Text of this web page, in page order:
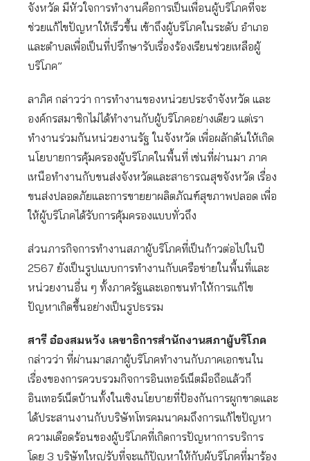
จังหวัด มีหัวใจการทำงานคือการเป็นเพื่อนผู้บริโภคที่จะ
ช่วยแก้ไขปัญหาให้เร็วขึ้น เข้าถึงผู้บริโภคในระดับ อำเภอ
และตำบลเพื่อเป็นที่ปรึกษารับเรื่องร้องเรียนช่วยเหลือผู้
บริโภค”
ลาภิศ กล่าวว่า การทำงานของหน่วยประจำจังหวัด และ
องค์กรสมาชิกไม่ได้ทำงานกับผู้บริโภคอย่างเดียว แต่เรา
ทำงานร่วมกันหน่วยงานรัฐ ในจังหวัด เพื่อผลักดันให้เกิด
นโยบายการคุ้มครองผู้บริโภคในพื้นที่ เช่นที่ผ่านมา ภาค
เหนือทำงานกับขนส่งจังหวัดและสาธารณสุขจังหวัด เรื่อง
ขนส่งปลอดภัยและการขายยาผลิตภัณฑ์สุขภาพปลอด เพื่อ
ให้ผู้บริโภคได้รับการคุ้มครองแบบทั่วถึง
ส่วนภารกิจการทำงานสภาผู้บริโภคที่เป็นก้าวต่อไปในปี
2567 ยังเป็นรูปแบบการทำงานกับเครือข่ายในพื้นที่และ
หน่วยงานอื่น ๆ ทั้งภาครัฐและเอกชนทำให้การแก้ไข
ปัญหาเกิดขึ้นอย่างเป็นรูปธรรม
สารี อ๋องสมหวัง เลขาธิการสำนักงานสภาผู้บริโภค
กล่าวว่า ที่ผ่านมาสภาผู้บริโภคทำงานกับภาคเอกชนใน
เรื่องของการควบรวมกิจการอินเทอร์เน็ตมือถือแล้วก็
อินเทอร์เน็ตบ้านทั้งในเชิงนโยบายที่ป้องกันการผูกขาดและ
ได้ประสานงานกับบริษัทโทรคมนาคมถึงการแก้ไขปัญหา
ความเดือดร้อนของผู้บริโภคที่เกิดการปัญหาการบริการ
โดย 3 บริษัทใหญ่รับที่จะแก้ปัญหาให้กับผู้บริโภคที่มาร้อง